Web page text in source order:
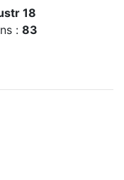
18
: 83